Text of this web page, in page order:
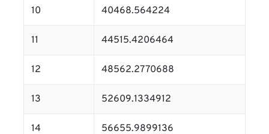
10 40468.564224
11 44515.4206464
12 48562.2770688
13 52609.1334912
14 56655.9899136